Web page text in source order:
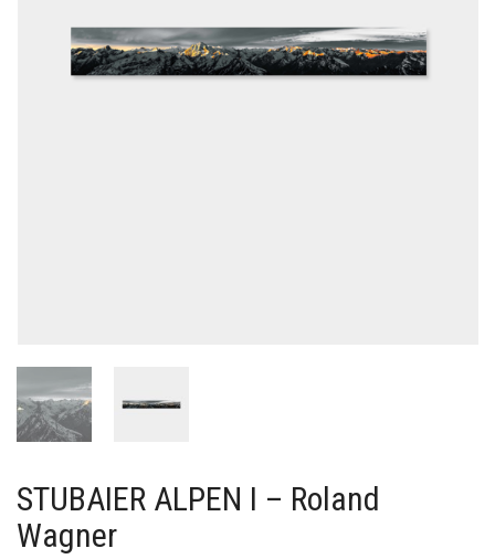
STUBAIER ALPEN I – Roland
Wagner